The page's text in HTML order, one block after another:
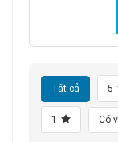
Tất cả 5
1 Có